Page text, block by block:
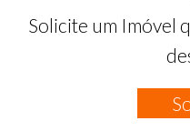
Solicite um Imóvel